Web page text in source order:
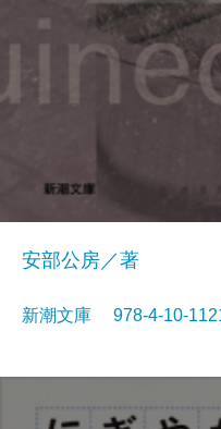
安部公房／著
新潮文庫 978-4-10-